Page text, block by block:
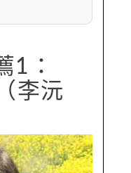
1：
李沅